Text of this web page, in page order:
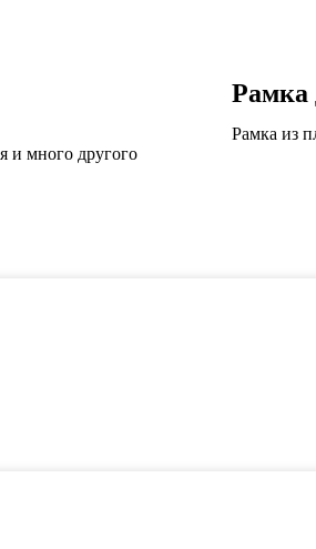
Рамка
Рамка из
и много другого